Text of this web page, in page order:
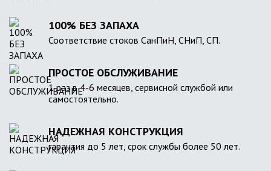
100% БЕЗ ЗАПАХА
Соответствие стоков СанПиН, СНиП, СП.
ПРОСТОЕ ОБСЛУЖИВАНИЕ
1 раз в 4-6 месяцев, сервисной службой или
самостоятельно.
НАДЕЖНАЯ КОНСТРУКЦИЯ
гарантия до 5 лет, срок службы более 50 лет.